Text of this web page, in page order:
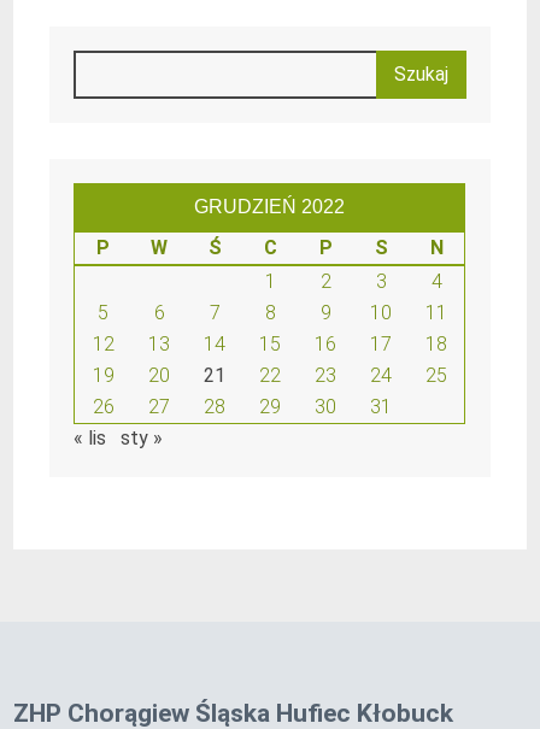
GRUDZIEŃ 2022
P W Ś C P S
N
1
2 3
4
5
6 7 8 9 10
11
12
13 14 15 16 17
18
19
20 21 22 23 24
25
26
27 28 29 30
31
« lis
sty »
ZHP Chorągiew Śląska Hufiec Kłobuck